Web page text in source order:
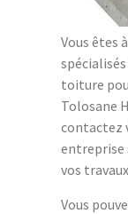
Vous êtes
toiture
Tolosane
contactez
entreprise
vos
Vous